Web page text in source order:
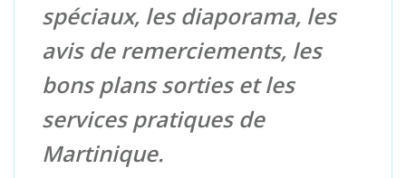
spéciaux, les diaporama, les
avis de remerciements, les
bons plans sorties et les
services pratiques de
Martinique.